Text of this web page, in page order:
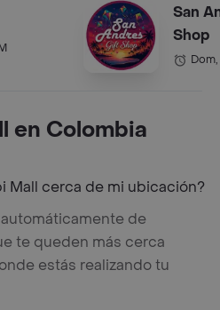
San
Shop
en Colombia
Mall cerca de mi ubicación?
de
te queden más cerca
estás realizando tu